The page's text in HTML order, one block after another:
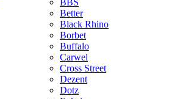
BBS
Better
Black Rhino
Borbet
Buffalo
Carwel
Cross Street
Dezent
Dotz